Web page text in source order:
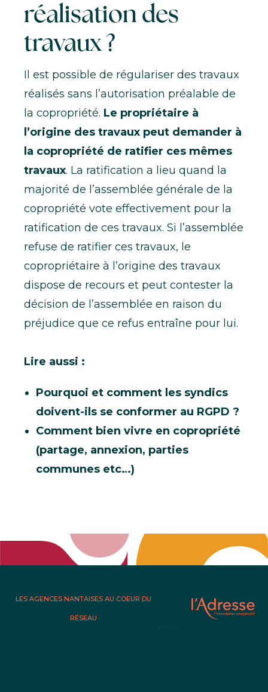
réalisation des
travaux ?
Il est possible de régulariser des travaux
réalisés sans l’autorisation préalable de
la copropriété. Le propriétaire à
l’origine des travaux peut demander à
la copropriété de ratifier ces mêmes
travaux. La ratification a lieu quand la
majorité de l’assemblée générale de la
copropriété vote effectivement pour la
ratification de ces travaux. Si l’assemblée
refuse de ratifier ces travaux, le
copropriétaire à l’origine des travaux
dispose de recours et peut contester la
décision de l’assemblée en raison du
préjudice que ce refus entraîne pour lui.
Lire aussi :
Pourquoi et comment les syndics
doivent-ils se conformer au RGPD ?
Comment bien vivre en copropriété
(partage, annexion, parties
communes etc…)
LES AGENCES NANTAISES AU COEUR DU
RÉSEAU